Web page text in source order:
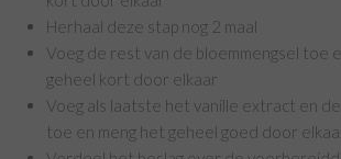
Herhaal deze stap nog 2 maal
Voeg de rest van de bloemmengsel toe
geheel kort door elkaar
Voeg als laatste het vanille extract en
toe en meng het geheel goed door